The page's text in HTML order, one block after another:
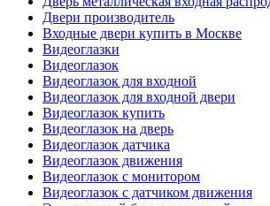
Двери производитель
Входные двери купить в Москве
Видеоглазки
Видеоглазок
Видеоглазок для входной
Видеоглазок для входной двери
Видеоглазок купить
Видеоглазок на дверь
Видеоглазок датчика
Видеоглазок движения
Видеоглазок с монитором
Видеоглазок с датчиком движения